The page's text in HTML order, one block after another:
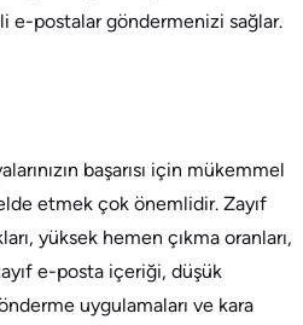
e-postalar göndermenizi sağlar.
başarısı için mükemmel
etmek çok önemlidir. Zayıf
yüksek hemen çıkma oranları,
e-posta içeriği, düşük
uygulamaları ve kara